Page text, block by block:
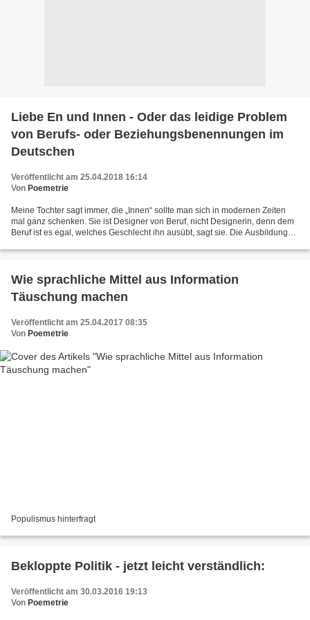
Liebe En und Innen - Oder das leidige Problem
von Berufs- oder Beziehungsbenennungen im
Deutschen
Veröffentlicht am 25.04.2018 16:14
Von Poemetrie
Meine Tochter sagt immer, die „Innen“ sollte man sich in modernen Zeiten
mal ganz schenken. Sie ist Designer von Beruf, nicht Designerin, denn dem
Beruf ist es egal, welches Geschlecht ihn ausübt, sagt sie. Die Ausbildung
Wie sprachliche Mittel aus Information
Täuschung machen
Veröffentlicht am 25.04.2017 08:35
Von Poemetrie
Populismus hinterfragt
Bekloppte Politik - jetzt leicht verständlich:
Veröffentlicht am 30.03.2016 19:13
Von Poemetrie